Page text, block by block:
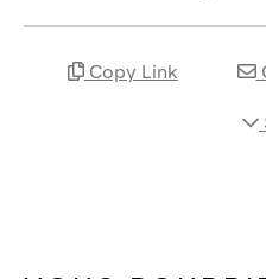
Copy Link